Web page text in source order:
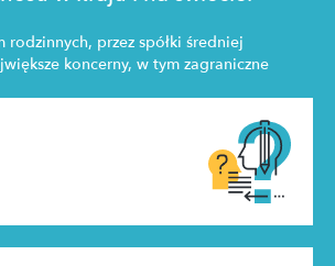
przez spółki średniej
koncerny, w tym zagraniczne